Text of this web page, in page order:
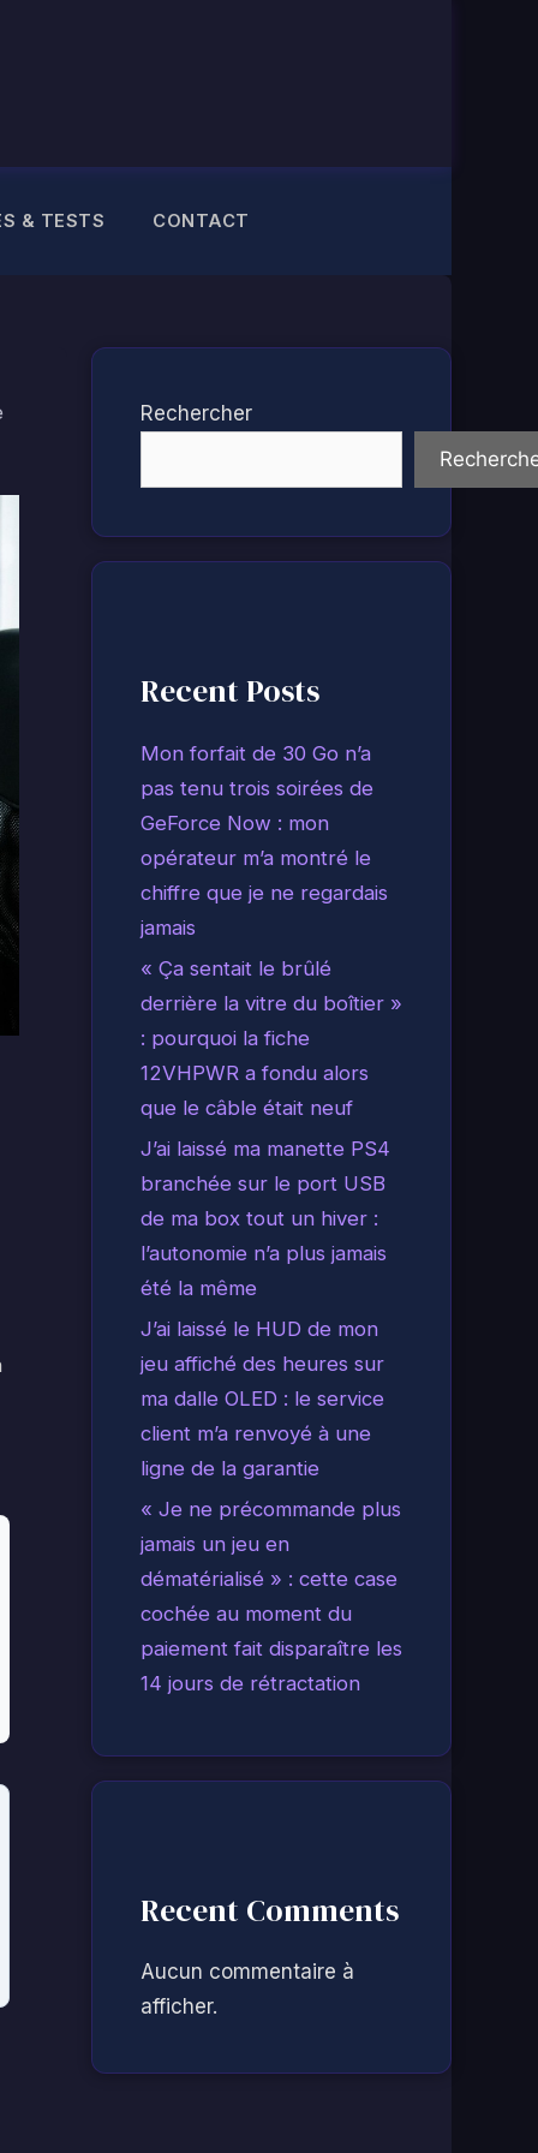
& TESTS CONTACT
Rechercher
Recent Posts
Mon forfait de 30 Go n’a
pas tenu trois soirées de
GeForce Now : mon
opérateur m’a montré le
chiffre que je ne regardais
jamais
« Ça sentait le brûlé
derrière la vitre du boîtier »
: pourquoi la fiche
12VHPWR a fondu alors
que le câble était neuf
J’ai laissé ma manette PS4
branchée sur le port USB
de ma box tout un hiver :
l’autonomie n’a plus jamais
été la même
J’ai laissé le HUD de mon
jeu affiché des heures sur
ma dalle OLED : le service
client m’a renvoyé à une
ligne de la garantie
« Je ne précommande plus
jamais un jeu en
dématérialisé » : cette case
cochée au moment du
paiement fait disparaître les
14 jours de rétractation
Recent Comments
Aucun commentaire à
afficher.